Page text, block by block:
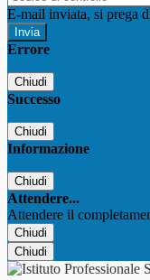
E-mail inviata, si prega
Errore
Chiudi
Successo
Chiudi
Informazione
Chiudi
Attendere...
Attendere il
Chiudi
Chiudi